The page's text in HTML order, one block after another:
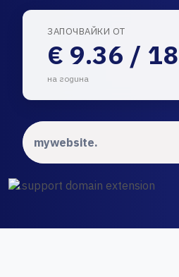
ЗАПОЧВАЙКИ ОТ
€ 9.36 /
на година